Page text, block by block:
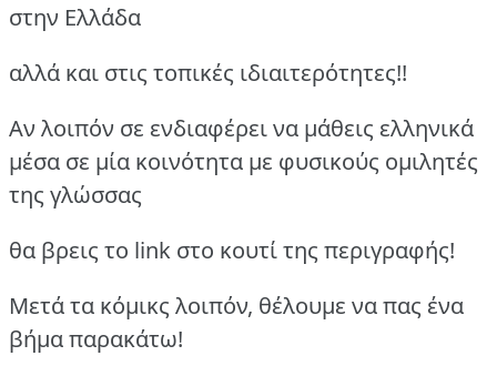
στην Ελλάδα
αλλά και στις τοπικές ιδιαιτερότητες!!
Αν λοιπόν σε ενδιαφέρει να μάθεις ελληνικά
μέσα σε μία κοινότητα με φυσικούς ομιλητές
της γλώσσας
θα βρεις το link στο κουτί της περιγραφής!
Μετά τα κόμικς λοιπόν, θέλουμε να πας ένα
βήμα παρακάτω!